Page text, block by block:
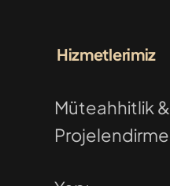
Hizmetlerimiz
Müteahhitlik &
Projelendirme